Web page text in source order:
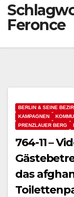
Feronce
BERLIN & SEINE
KAMPAGNEN
PRENZLAUER BERG
764-11 –
das